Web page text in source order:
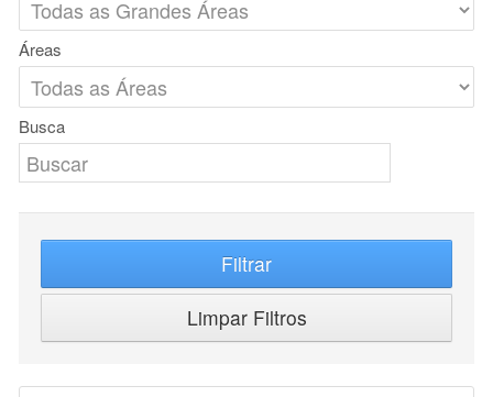
Áreas
Busca
Filtrar
Limpar Filtros